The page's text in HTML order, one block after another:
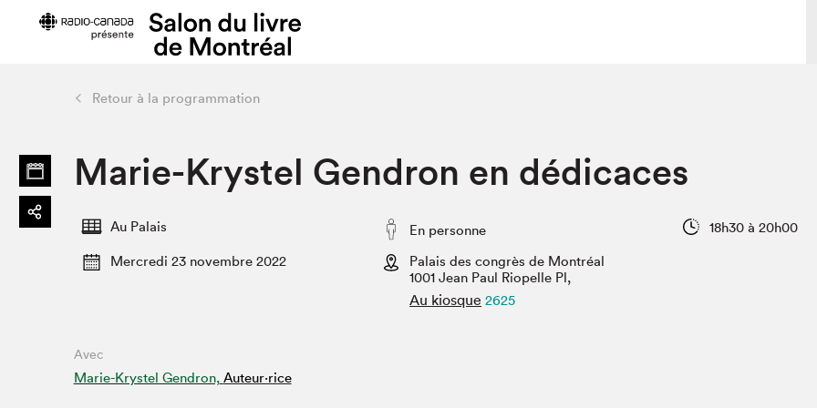
Horaires et tarifs
Se rendre au Salon
Restauration
Programmation
SLM PRO
Liste des exposant·e·s
Liste des auteur·rice·s
Programmation dans la ville
Vidéos et balados
Projets partenaires
Retour à la programmation
Marie-Krystel Gendron en dédicaces
Au Palais En personne
18h30 à 20h00
Mercredi 23 novembre 2022
Palais des congrès de Montréal
1001 Jean Paul Riopelle Pl,
Au kiosque 2625
Avec
Marie-Krystel Gendron, Auteur·rice